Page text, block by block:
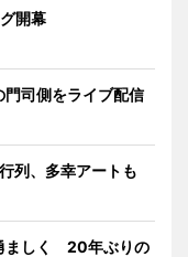
開幕
司側をライブ配信
列、多幸アートも
ましく 20年ぶりの